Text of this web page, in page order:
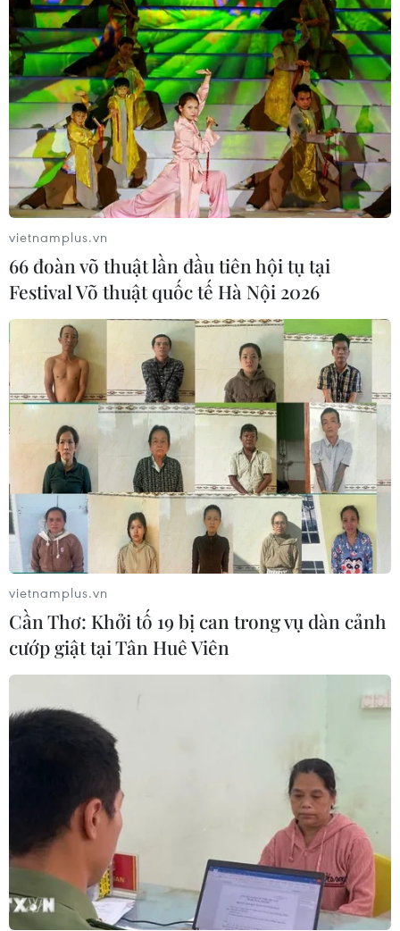
Đấu giá sừng tê giác kỹ thuật số đầu tiên
tại Nam Phi
12/11/2021 10:08
Doanh nhân Charl Jacobs tới từ Cape Town cho biết
trong trường hợp tê giác thực sự tuyệt chủng, thì ông
vẫn sở hữu một chiếc sừng bởi NFT là đại diện cho
sừng của con tê giác thật.
Chuẩn bị đấu giá viên kim cương xanh đặc
biệt quý hiếm ở Nam Phi
02/06/2021 23:44
Tập đoàn Petra Diamonds thông báo tìm thấy một viên
nhất, chỉ chiếm 0,1% tổng số kim cương tự nhiên) có
khối lượng 39,34 carat tại mỏ Cullinan.
vietnamplus.vn
66 đoàn võ thuật lần đầu tiên hội tụ tại
Festival Võ thuật quốc tế Hà Nội 2026
vietnamplus.vn
Cần Thơ: Khởi tố 19 bị can trong vụ dàn cảnh
cướp giật tại Tân Huê Viên